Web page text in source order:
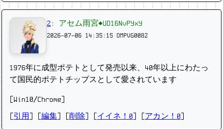
2 : アセム雨宮◆UD16NvPYxY
2026-07-06 14:35:15 OMPVG0082
1976年に成型ポテトとして発売以来、40年以上にわたっ
て国民的ポテトチップスとして愛されています
[Win10/Chrome]
引用 編集 削除 イイネ！0 アカン！0